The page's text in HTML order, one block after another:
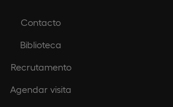
Contacto
Biblioteca
Recrutamento
Agendar visita